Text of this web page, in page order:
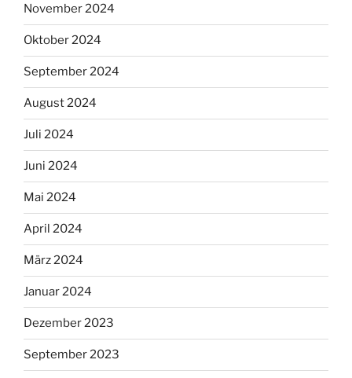
November 2024
Oktober 2024
September 2024
August 2024
Juli 2024
Juni 2024
Mai 2024
April 2024
März 2024
Januar 2024
Dezember 2023
September 2023